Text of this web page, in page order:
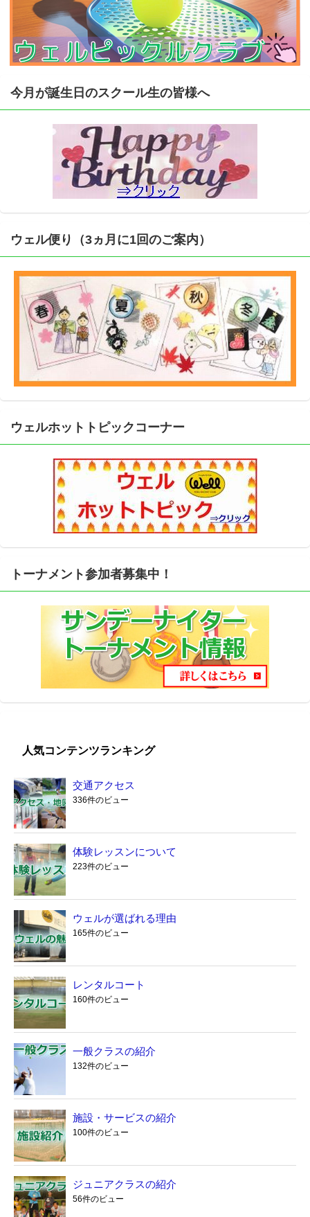
今月が誕生日のスクール生の皆様へ
ウェル便り（3ヵ月に1回のご案内）
ウェルホットトピックコーナー
トーナメント参加者募集中！
人気コンテンツランキング
交通アクセス
336件のビュー
体験レッスンについて
223件のビュー
ウェルが選ばれる理由
165件のビュー
レンタルコート
160件のビュー
一般クラスの紹介
132件のビュー
施設・サービスの紹介
100件のビュー
ジュニアクラスの紹介
56件のビュー